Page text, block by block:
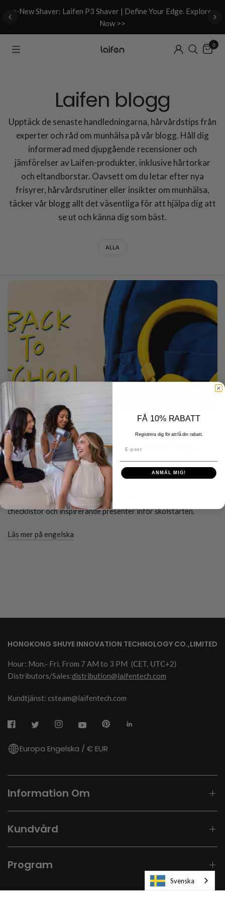
✨New Shaver: Laifen P3 Shaver | Define Your Edge. Explore
Now >>
0
Laifen blogg
Upptäck de senaste handledningarna, hårvårdstips från
experter och råd om munhälsa på vår blogg. Håll dig
informerad med djupgående recensioner och
jämförelser av Laifen-produkter, inklusive hårtorkar
och eltandborstar. Oavsett om du letar efter nya
frisyrer, hårvårdsrutiner eller insikter om munhälsa,
täcker vår blogg allt det väsentliga för att hjälpa dig att
se ut och känna dig som bäst.
ALLA
DECEMBER 22 2025
Tillbaka till skolan 2024: Väsentliga
listor och presentidéer för en perfekt
start
Se vår omfattande guide till skolstarten 2024, där du hittar
checklistor och inspirerande presenter inför skolstarten.
Läs mer på engelska
HONGKONG SHUYE INNOVATION TECHNOLOGY CO.,LIMITED
Hour: Mon.- Fri. From 7 AM to 3 PM (CET, UTC+2)
Distributors/Sales:distribution@laifentech.com
Kundtjänst: csteam@laifentech.com
Europa Engelska / € EUR
Information Om
Kundvård
Program
Svenska
FÅ 10% RABATT
Registrera dig för att få din rabatt.
ANMÄL MIG!